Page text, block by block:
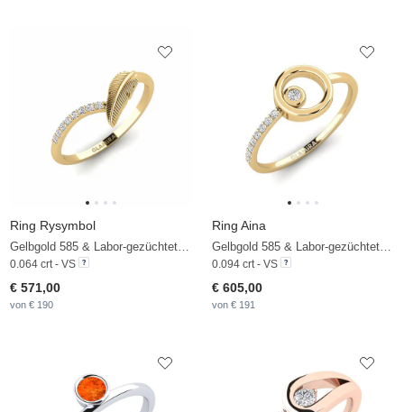
Ring Rysymbol
0.064 crt - VS
€ 571,00
von € 190
Ring Aina
0.094 crt - VS
€ 605,00
von € 191